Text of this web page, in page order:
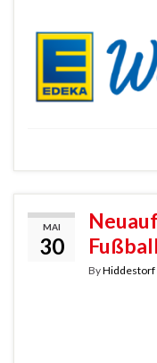
MAI
30
ByHiddestorf